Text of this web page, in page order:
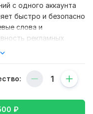
с одного аккаунта
быстро и безопасно
слова и
рекламных
аккаунт. Я
проводится
₽